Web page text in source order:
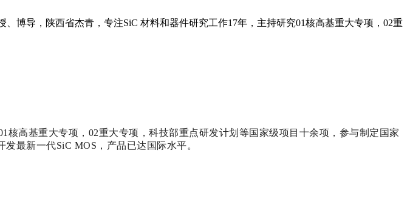
博导，陕西省杰青，专注SiC 材料和器件研究工作17年，主持研究01核高基重大专项，02重
高基重大专项，02重大专项，科技部重点研发计划等国家级项目十余项，参与制定国家
最新一代SiC MOS，产品已达国际水平。